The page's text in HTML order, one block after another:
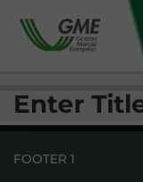
Enter
FOOTER 1